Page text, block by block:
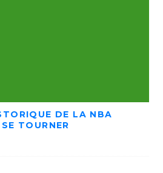
DE LA NBA
TOURNER